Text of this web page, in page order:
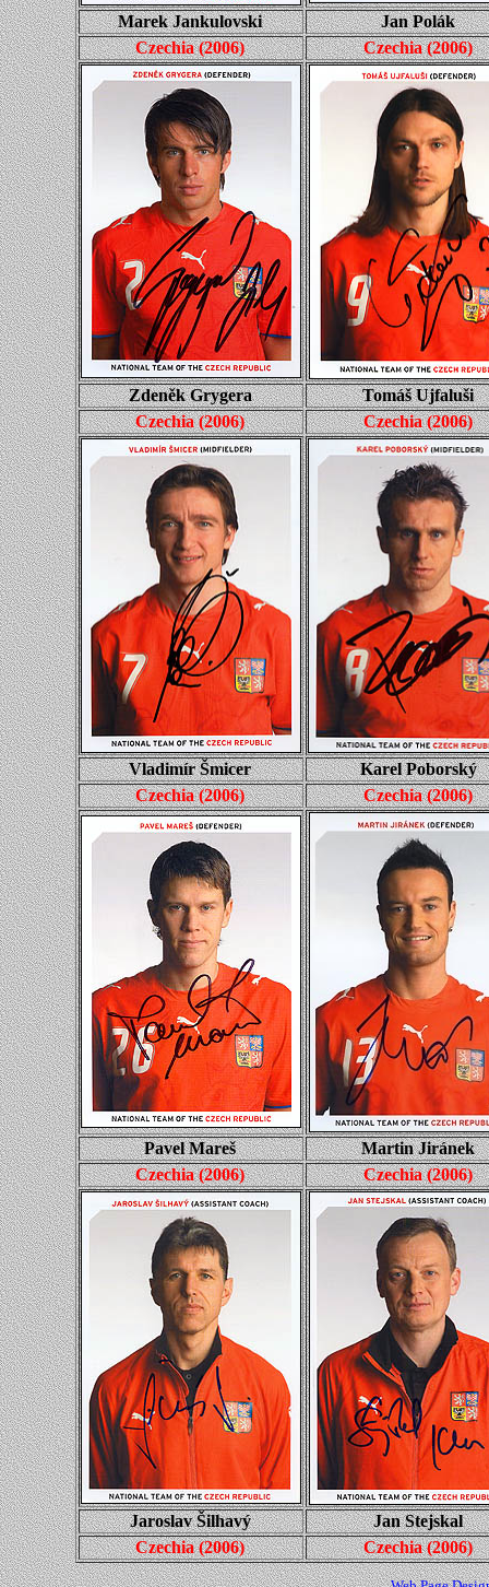
Marek Jankulovski
Jan Polák
Czechia(2006) Czechia(2006)
Zdeněk Grygera
Tomáš Ujfaluši
Czechia(2006) Czechia(2006)
Vladimír Šmicer
Karel Poborský
Czechia(2006) Czechia(2006)
Pavel Mareš
Martin Jiránek
Czechia(2006) Czechia(2006)
Jaroslav Šilhavý
Jan Stejskal
Czechia(2006) Czechia(2006)